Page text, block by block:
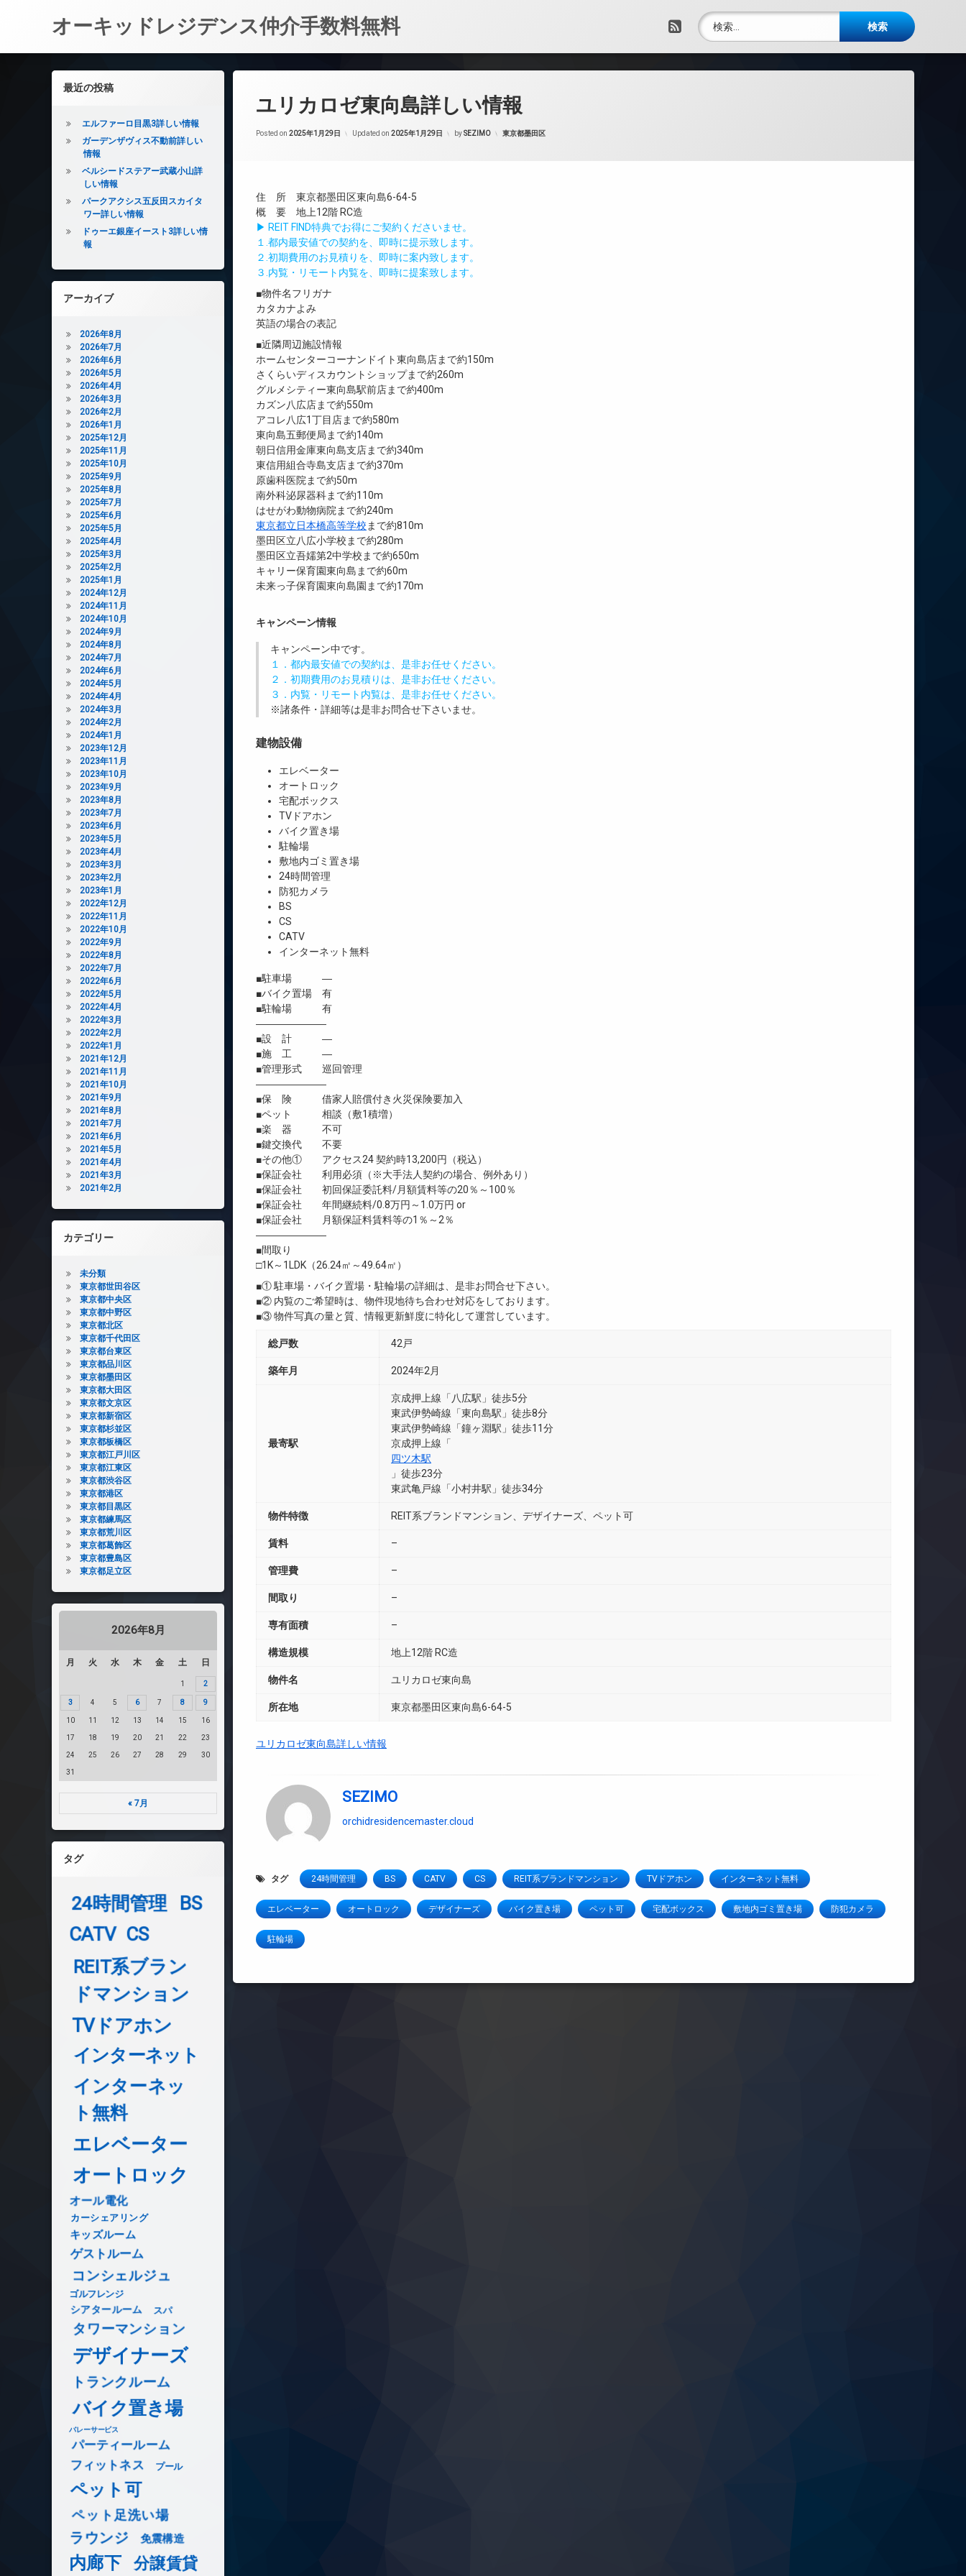
オーキッドレジデンス仲介手数料無料 RSS
検索:
ユリカロゼ東向島詳しい情報
Posted on 2025年1月29日 Updated on 2025年1月29日 bySEZIMO カテゴリー:
東京都墨田区
住 所 東京都墨田区東向島6-64-5
概 要 地上12階 RC造
▶ REIT FIND特典でお得にご契約くださいませ。
１.都内最安値での契約を、即時に提示致します。
２.初期費用のお見積りを、即時に案内致します。
３.内覧・リモート内覧を、即時に提案致します。
■物件名フリガナ
カタカナよみ
英語の場合の表記
■近隣周辺施設情報
ホームセンターコーナンドイト東向島店まで約150m
さくらいディスカウントショップまで約260m
グルメシティー東向島駅前店まで約400m
カズン八広店まで約550m
アコレ八広1丁目店まで約580m
東向島五郵便局まで約140m
朝日信用金庫東向島支店まで約340m
東信用組合寺島支店まで約370m
原歯科医院まで約50m
南外科泌尿器科まで約110m
はせがわ動物病院まで約240m
東京都立日本橋高等学校 まで約810m
墨田区立八広小学校まで約280m
墨田区立吾嬬第2中学校まで約650m
キャリー保育園東向島まで約60m
未来っ子保育園東向島園まで約170m
キャンペーン情報
キャンペーン中です。
１．都内最安値での契約は、是非お任せください。
２．初期費用のお見積りは、是非お任せください。
３．内覧・リモート内覧は、是非お任せください。
※諸条件・詳細等は是非お問合せ下さいませ。
建物設備
エレベーター
オートロック
宅配ボックス
TVドアホン
バイク置き場
駐輪場
敷地内ゴミ置き場
24時間管理
防犯カメラ
BS
CS
CATV
インターネット無料
■駐車場 ―
■バイク置場 有
■駐輪場 有
―――――――
■設 計 ―
■施 工 ―
■管理形式 巡回管理
―――――――
■保 険 借家人賠償付き火災保険要加入
■ペット 相談（敷1積増）
■楽 器 不可
■鍵交換代 不要
■その他① アクセス24 契約時13,200円（税込）
■保証会社 利用必須（※大手法人契約の場合、例外あり）
■保証会社 初回保証委託料/月額賃料等の20％～100％
■保証会社 年間継続料/0.8万円～1.0万円 or
■保証会社 月額保証料賃料等の1％～2％
―――――――
■間取り
□1K～1LDK（26.24㎡～49.64㎡）
■① 駐車場・バイク置場・駐輪場の詳細は、是非お問合せ下さい。
■② 内覧のご希望時は、物件現地待ち合わせ対応をしております。
■③ 物件写真の量と質、情報更新鮮度に特化して運営しています。
総戸数 42戸
築年月 2024年2月
最寄駅
京成押上線「八広駅」徒歩5分
東武伊勢崎線「東向島駅」徒歩8分
東武伊勢崎線「鐘ヶ淵駅」徒歩11分
京成押上線「
四ツ木駅
」徒歩23分
東武亀戸線「小村井駅」徒歩34分
物件特徴 REIT系ブランドマンション、デザイナーズ、ペット可
賃料 –
管理費 –
間取り –
専有面積 –
構造規模 地上12階 RC造
物件名 ユリカロゼ東向島
所在地 東京都墨田区東向島6-64-5
ユリカロゼ東向島詳しい情報
SEZIMO
orchidresidencemaster.cloud
タグ 24時間管理 BS CATV CS REIT系ブランドマンション TVドアホン インターネット無料
エレベーター オートロック デザイナーズ バイク置き場 ペット可 宅配ボックス 敷地内ゴミ置き場 防犯カメラ
駐輪場
左サイドバー
最近の投稿
エルファーロ目黒3詳しい情報
ガーデンザヴィス不動前詳しい
情報
ベルシードステアー武蔵小山詳
しい情報
パークアクシス五反田スカイタ
ワー詳しい情報
ドゥーエ銀座イースト3詳しい情
報
アーカイブ
2026年8月
2026年7月
2026年6月
2026年5月
2026年4月
2026年3月
2026年2月
2026年1月
2025年12月
2025年11月
2025年10月
2025年9月
2025年8月
2025年7月
2025年6月
2025年5月
2025年4月
2025年3月
2025年2月
2025年1月
2024年12月
2024年11月
2024年10月
2024年9月
2024年8月
2024年7月
2024年6月
2024年5月
2024年4月
2024年3月
2024年2月
2024年1月
2023年12月
2023年11月
2023年10月
2023年9月
2023年8月
2023年7月
2023年6月
2023年5月
2023年4月
2023年3月
2023年2月
2023年1月
2022年12月
2022年11月
2022年10月
2022年9月
2022年8月
2022年7月
2022年6月
2022年5月
2022年4月
2022年3月
2022年2月
2022年1月
2021年12月
2021年11月
2021年10月
2021年9月
2021年8月
2021年7月
2021年6月
2021年5月
2021年4月
2021年3月
2021年2月
カテゴリー
未分類
東京都世田谷区
東京都中央区
東京都中野区
東京都北区
東京都千代田区
東京都台東区
東京都品川区
東京都墨田区
東京都大田区
東京都文京区
東京都新宿区
東京都杉並区
東京都板橋区
東京都江戸川区
東京都江東区
東京都渋谷区
東京都港区
東京都目黒区
東京都練馬区
東京都荒川区
東京都葛飾区
東京都豊島区
東京都足立区
2026年8月
月 火 水 木 金 土 日
1 2
3 4 5 6 7 8 9
10 11 12 13 14 15 16
17 18 19 20 21 22 23
24 25 26 27 28 29 30
31
« 7月
タグ
24時間管理
BS
CATV CS
REIT系ブラン
ドマンション
TVドアホン
インターネット
インターネッ
ト無料
エレベーター
オートロック
オール電化
カーシェアリング
キッズルーム
ゲストルーム
コンシェルジュ
ゴルフレンジ
シアタールーム スパ
タワーマンション
デザイナーズ
トランクルーム
バイク置き場
バレーサービス
パーティールーム
フィットネス プール
ペット可
ペット足洗い場
ラウンジ 免震構造
内廊下 分譲賃貸